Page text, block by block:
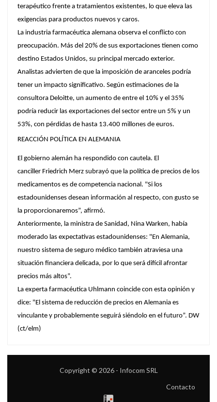
terapéutico frente a tratamientos existentes, lo que eleva las
exigencias para productos nuevos y caros.
La industria farmacéutica alemana observa el conflicto con
preocupación. Más del 20% de sus exportaciones tienen como
destino Estados Unidos, su principal mercado exterior.
Analistas advierten de que la imposición de aranceles podría
tener un impacto significativo. Según estimaciones de la
consultora Deloitte, un aumento de entre el 10% y el 35%
podría reducir las exportaciones del sector entre un 5% y un
53%, con pérdidas de hasta 13.400 millones de euros.
REACCIÓN POLÍTICA EN ALEMANIA
El gobierno alemán ha respondido con cautela. El
canciller Friedrich Merz subrayó que la política de precios de los
medicamentos es de competencia nacional. "Si los
estadounidenses desean información al respecto, con gusto se
la proporcionaremos”, afirmó.
Anteriormente, la ministra de Sanidad, Nina Warken, había
moderado las expectativas estadounidenses: "En Alemania,
nuestro sistema de seguro médico también atraviesa una
situación financiera delicada, por lo que será difícil afrontar
precios más altos”.
La experta farmacéutica Uhlmann coincide con esta opinión y
dice: "El sistema de reducción de precios en Alemania es
vinculante y probablemente seguirá siéndolo en el futuro”. DW
(ct/elm)
Copyright © 2026 - Infocom SRL
Contacto